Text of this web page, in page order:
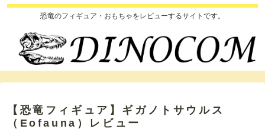
恐竜のフィギュア・おもちゃをレビューするサイトです。
【恐竜フィギュア】ギガノトサウルス
（Eofauna）レビュー